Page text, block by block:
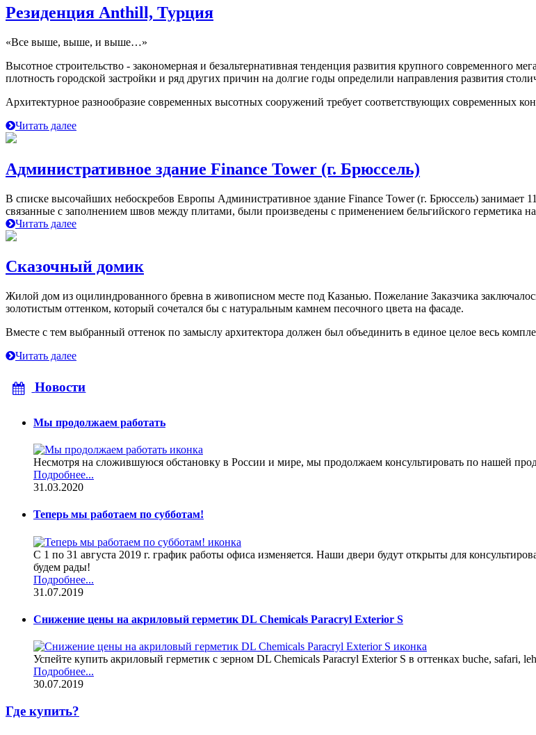
Резиденция Anthill, Турция
«Все выше, выше, и выше…»
Высотное строительство - закономерная и безальтернативная тенденция развития крупного
плотность городской застройки и ряд других причин на долгие годы определили направления развития
Архитектурное разнообразие современных высотных сооружений требует соответствующих современных
Читать далее
Административное здание Finance Tower (г. Брюссель)
В списке высочайших небоскребов Европы Административное здание Finance Tower (г. Брюссель) занимает
связанные с заполнением швов между плитами, были произведены с применением бельгийского герметика
Читать далее
Сказочный домик
Жилой дом из оцилиндрованного бревна в живописном месте под Казанью. Пожелание Заказчика
золотистым оттенком, который сочетался бы с натуральным камнем песочного цвета на фасаде.
Вместе с тем выбранный оттенок по замыслу архитектора должен был объединить в единое целое весь
Читать далее
Новости
Мы продолжаем работать
Несмотря на сложившуюся обстановку в России и мире, мы продолжаем консультировать по нашей
Подробнее...
31.03.2020
Теперь мы работаем по субботам!
С 1 по 31 августа 2019 г. график работы офиса изменяется. Наши двери будут открыты для
будем рады!
Подробнее...
31.07.2019
Снижение цены на акриловый герметик DL Chemicals Paracryl Exterior S
Успейте купить акриловый герметик с зерном DL Chemicals Paracryl Exterior S в оттенках buche, safari,
Подробнее...
30.07.2019
Где купить?